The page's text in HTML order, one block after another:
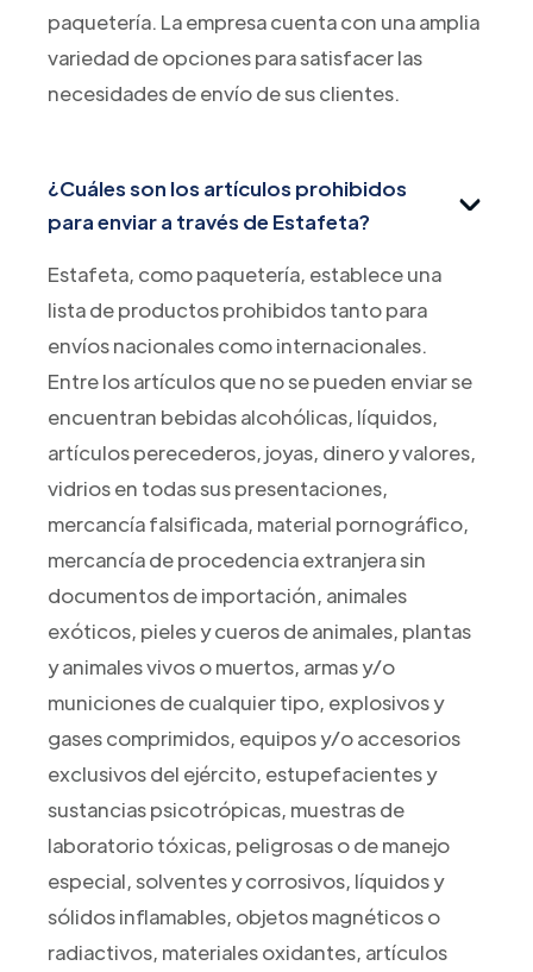
paquetería. La empresa cuenta con una amplia
variedad de opciones para satisfacer las
necesidades de envío de sus clientes.
¿Cuáles son los artículos prohibidos
para enviar a través de Estafeta?
Estafeta, como paquetería, establece una
lista de productos prohibidos tanto para
envíos nacionales como internacionales.
Entre los artículos que no se pueden enviar se
encuentran bebidas alcohólicas, líquidos,
artículos perecederos, joyas, dinero y valores,
vidrios en todas sus presentaciones,
mercancía falsificada, material pornográfico,
mercancía de procedencia extranjera sin
documentos de importación, animales
exóticos, pieles y cueros de animales, plantas
y animales vivos o muertos, armas y/o
municiones de cualquier tipo, explosivos y
gases comprimidos, equipos y/o accesorios
exclusivos del ejército, estupefacientes y
sustancias psicotrópicas, muestras de
laboratorio tóxicas, peligrosas o de manejo
especial, solventes y corrosivos, líquidos y
sólidos inflamables, objetos magnéticos o
radiactivos, materiales oxidantes, artículos